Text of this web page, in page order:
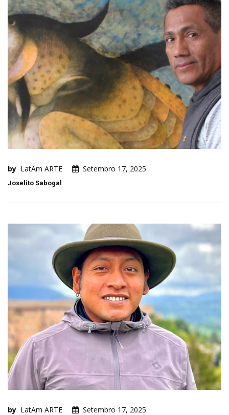
by LatAm ARTE Setembro 17, 2025
Joselito Sabogal
by LatAm ARTE Setembro 17, 2025